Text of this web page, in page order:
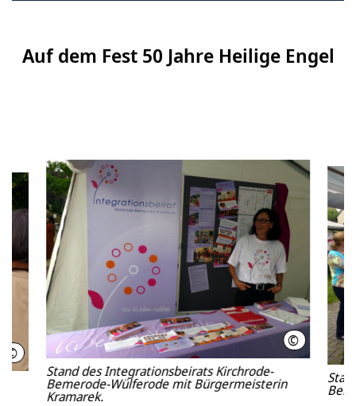
Auf dem Fest 50 Jahre Heilige Engel
© LHH
© LHH
Stand des Integrationsbeirats Kirchrode-
Bemerode-Wülferode mit Bürgermeisterin
Kramarek.